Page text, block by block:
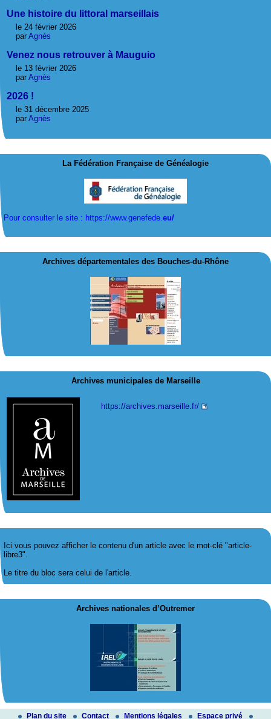
Une histoire du littoral marseillais
le 24 février 2026
par Agnès
Venez nous retrouver à Mauguio
le 13 février 2026
par Agnès
2026 !
le 31 décembre 2025
par Agnès
La Fédération Française de Généalogie
Pour consulter le site : https://www.genefede.eu/
Archives départementales des Bouches-du-Rhône
Archives municipales de Marseille
https://archives.marseille.fr/
Ici vous pouvez afficher le contenu d'un article avec le mot-clé "article-
libre3".
Le titre du bloc sera celui de l'article.
Archives nationales d’Outremer
Plan du site Contact Mentions légales Espace privé